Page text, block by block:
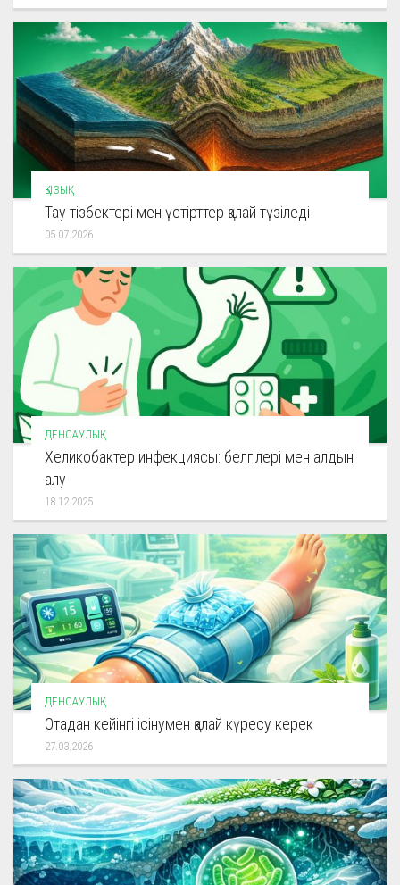
ҚЫЗЫҚ
Тау тізбектері мен үстірттер қалай түзіледі
05.07.2026
ДЕНСАУЛЫҚ
Хеликобактер инфекциясы: белгілері мен алдын
алу
18.12.2025
ДЕНСАУЛЫҚ
Отадан кейінгі ісінумен қалай күресу керек
27.03.2026